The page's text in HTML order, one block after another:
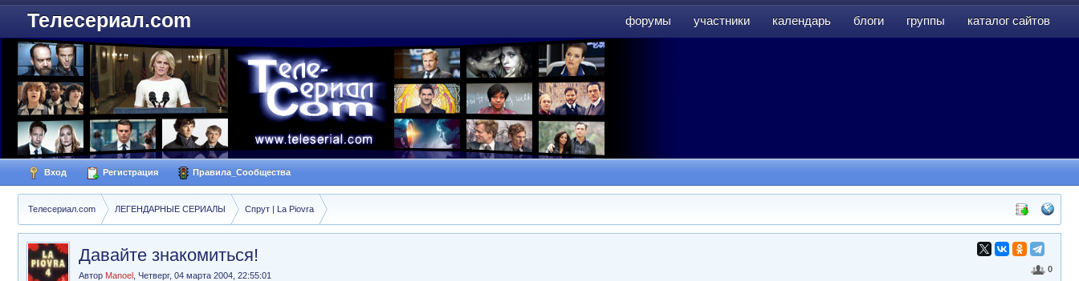
форумы участники календарь блоги группы каталог сайтов
Телесериал.com
Вход Регистрация Правила_Сообщества
Телесериал.com ЛЕГЕНДАРНЫЕ СЕРИАЛЫ Спрут | La Piovra
0
Давайте знакомиться!
Автор Manoel Четверг, 04 марта 2004, 22:55:01